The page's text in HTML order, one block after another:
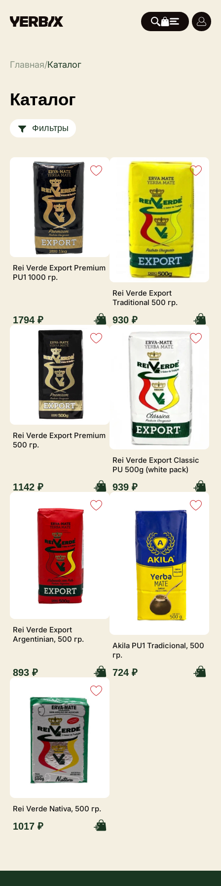
Главная/Каталог
Каталог
Фильтры
Rei Verde Export Premium
PU1 1000 гр.
1794 ₽
Rei Verde Export
Traditional 500 гр.
930 ₽
Rei Verde Export Premium
500 гр.
1142 ₽
Rei Verde Export Classic
PU 500g (white pack)
939 ₽
Rei Verde Export
Argentinian, 500 гр.
893 ₽
Akila PU1 Tradicional, 500
гр.
724 ₽
Rei Verde Nativa, 500 гр.
1017 ₽